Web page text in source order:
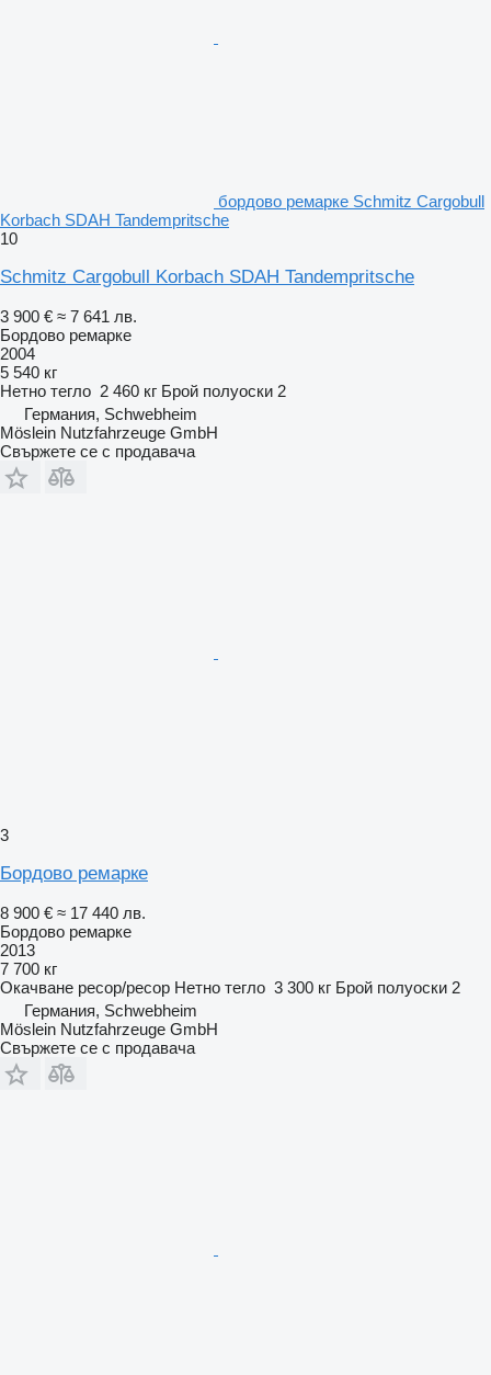
бордово ремарке Schmitz Cargobull
Korbach SDAH Tandempritsche
10
Schmitz Cargobull Korbach SDAH Tandempritsche
3 900 € ≈ 7 641 лв.
Бордово ремарке
2004
5 540 кг
Нетно тегло 2 460 кг Брой полуоски 2
Германия, Schwebheim
Möslein Nutzfahrzeuge GmbH
Свържете се с продавача
3
Бордово ремарке
8 900 € ≈ 17 440 лв.
Бордово ремарке
2013
7 700 кг
Окачване ресор/ресор Нетно тегло 3 300 кг Брой полуоски 2
Германия, Schwebheim
Möslein Nutzfahrzeuge GmbH
Свържете се с продавача